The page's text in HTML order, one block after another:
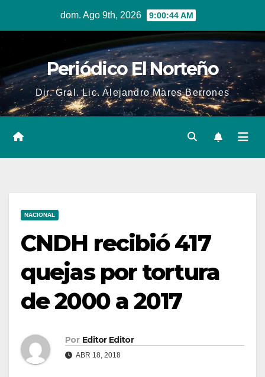
dom. Ago 9th, 2026 9:00:45 AM
Periódico El Norteño
Dir. Gral. Lic. Alejandro Mares Berrones
NACIONAL
CNDH recibió 417
quejas por tortura
de 2000 a 2017
Por Editor Editor
ABR 18, 2018